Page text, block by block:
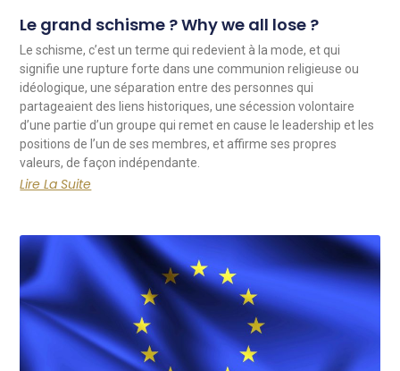
Le grand schisme ? Why we all lose ?
Le schisme, c’est un terme qui redevient à la mode, et qui
signifie une rupture forte dans une communion religieuse ou
idéologique, une séparation entre des personnes qui
partageaient des liens historiques, une sécession volontaire
d’une partie d’un groupe qui remet en cause le leadership et les
positions de l’un de ses membres, et affirme ses propres
valeurs, de façon indépendante.
Lire La Suite